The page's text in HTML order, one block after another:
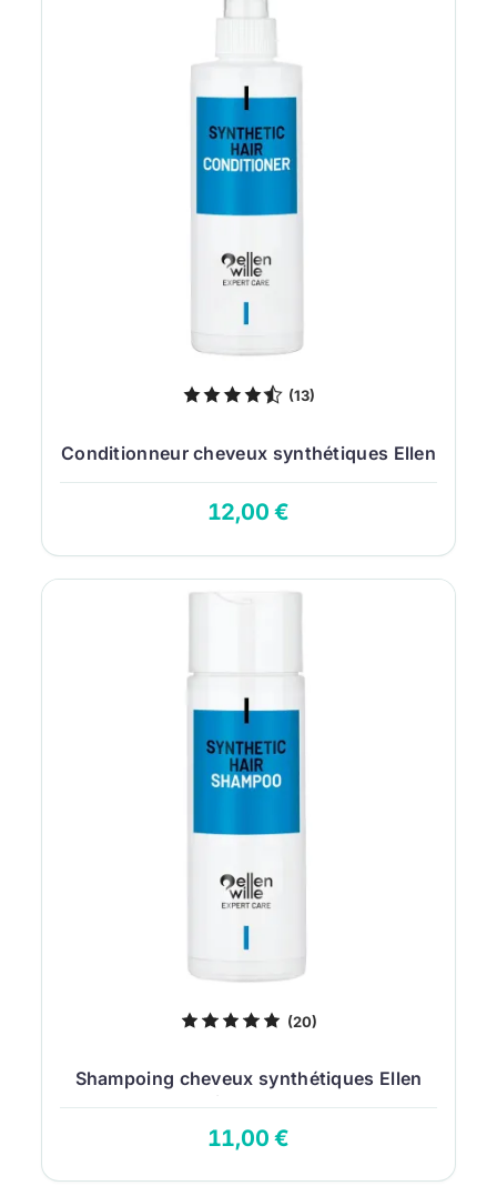
(13)
Conditionneur cheveux synthétiques Ellen
Wille...
12,00 €
(20)
Shampoing cheveux synthétiques Ellen
Wille 200...
11,00 €